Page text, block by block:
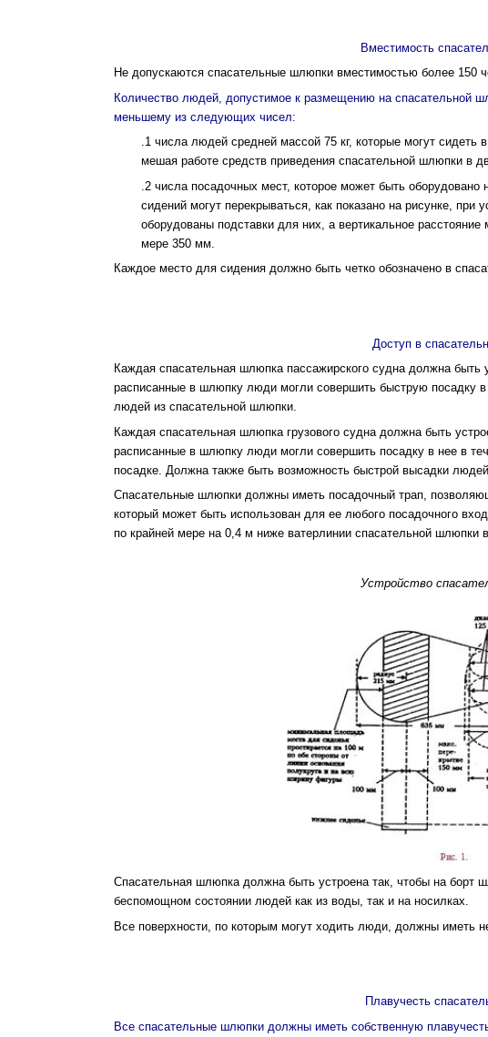
Вместимость
Не допускаются спасательные шлюпки вмести­мостью более 150
Количество людей, допустимое к размещению на спасательной
меньшему из следующих чисел:
.1 числа людей средней массой 75 кг, которые могут
мешая работе средств приведения спасательной шлюпки в
.2 числа посадочных мест, которое может быть
сидений могут пере­крываться, как показано на рисунке, при
оборудованы подставки для них, а вертикальное
мере 350 мм.
Каждое место для сидения должно быть четко обозначено в
Доступ в
Каждая спасательная шлюпка пассажирского судна должна быть
расписанные в шлюпку люди могли совершить быструю посадку
людей из спасательной шлюпки.
Каждая спасательная шлюпка грузового судна должна быть
расписанные в шлюпку люди могли совер­шить посадку в нее в
посадке. Должна также быть возможность быстрой высадки
Спасательные шлюпки должны иметь посадоч­ный трап,
который может быть исполь­зован для ее любого посадочного
по крайней мере на 0,4 м ниже ватерлинии спасательной шлюпки
Устройство
Спасательная шлюпка должна быть устроена так, чтобы на
беспомощном состоянии людей как из воды, так и на носилках.
Все поверхности, по которым могут ходить люди, должны иметь
Плавучесть
Все спасательные шлюпки должны иметь соб­ственную